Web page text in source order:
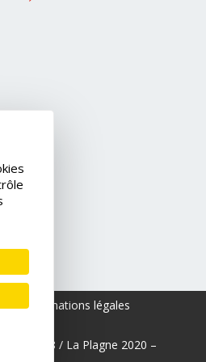
–Informations légales
Le Super8 / La Plagne 2020 –